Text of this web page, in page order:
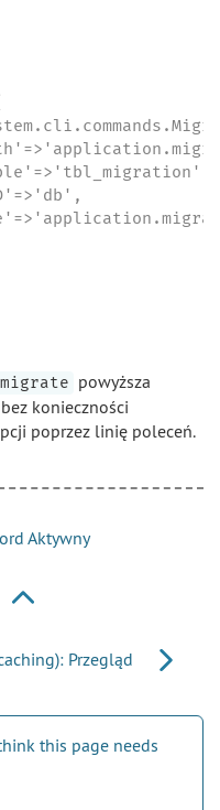
migrate powyższa
konieczności
poprzez linię poleceń.
Aktywny
Przegląd
this page needs